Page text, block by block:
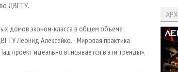
ДВГТУ.
домов эконом-класса в общем объеме
Леонид Алексейко. - Мировая практика
проект идеально вписывается в эти тренды».